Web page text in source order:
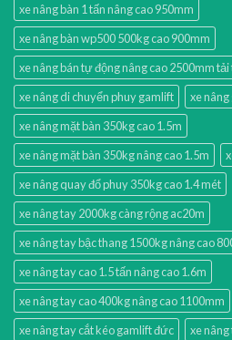
xe nâng bàn 1 tấn nâng cao 950mm
xe nâng bàn wp500 500kg cao 900mm
xe nâng bán tự động nâng cao 2500mm
xe nâng di chuyển phuy gamlift
xe nâng
xe nâng mặt bàn 350kg cao 1.5m
xe nâng mặt bàn 350kg nâng cao 1.5m
xe nâng quay đổ phuy 350kg cao 1.4 mét
xe nâng tay 2000kg càng rộng ac20m
xe nâng tay bậc thang 1500kg nâng cao
xe nâng tay cao 1.5 tấn nâng cao 1.6m
xe nâng tay cao 400kg nâng cao 1100mm
xe nâng tay cắt kéo gamlift đức
xe